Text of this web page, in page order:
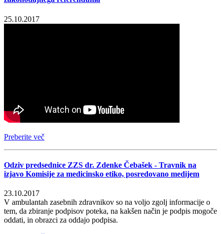
25.10.2017
Preberite več
Odziv predsednice ZZS dr. Zdenke Čebašek - Travnik na
izjavo Komisije za medicinsko etiko, posredovano medijem
23.10.2017
V ambulantah zasebnih zdravnikov so na voljo zgolj informacije o
tem, da zbiranje podpisov poteka, na kakšen način je podpis mogoče
oddati, in obrazci za oddajo podpisa.